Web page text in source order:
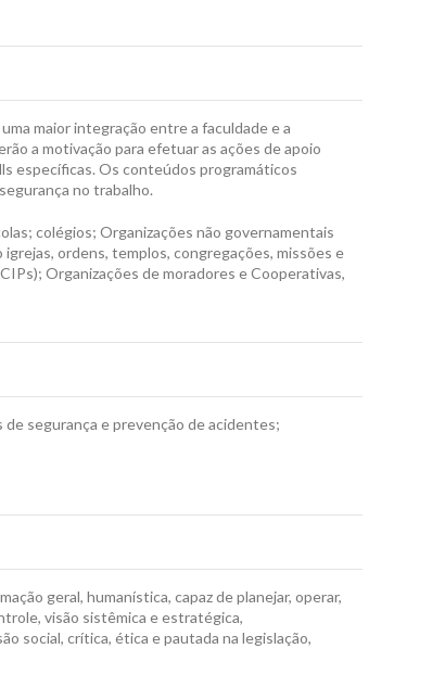
maior integração entre a faculdade e a
a motivação para efetuar as ações de apoio
específicas. Os conteúdos programáticos
no trabalho.
colégios; Organizações não governamentais
ordens, templos, congregações, missões e
Organizações de moradores e Cooperativas,
segurança e prevenção de acidentes;
geral, humanística, capaz de planejar, operar,
visão sistêmica e estratégica,
social, crítica, ética e pautada na legislação,